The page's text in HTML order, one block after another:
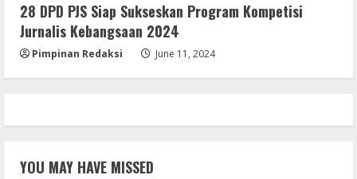
5
Universal (x86x64)
August 10, 2026
28 DPD PJS Siap Sukseskan Program Kompetisi
Jurnalis Kebangsaan 2024
Pimpinan Redaksi June 11, 2024
YOU MAY HAVE MISSED